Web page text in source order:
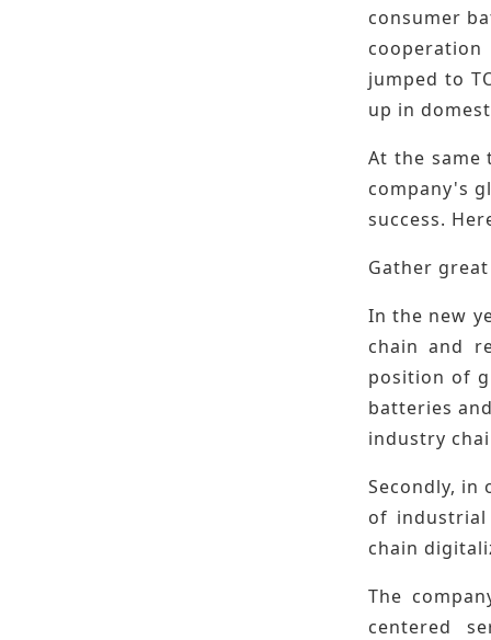
consumer
jumped to
up in
At the same
company's
success.
Gather
In the new
chain and
position of
batteries
industry
Secondly,
of industrial
chain
The
centered